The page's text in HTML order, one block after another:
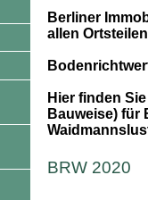
Berliner
allen
Hier finden
Bauweise) für
BRW 2020